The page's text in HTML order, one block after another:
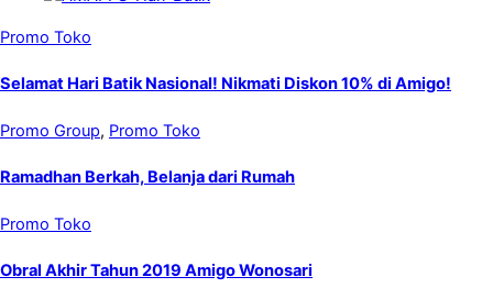
Promo Toko
Selamat Hari Batik Nasional! Nikmati Diskon 10% di Amigo!
Promo Group, Promo Toko
Ramadhan Berkah, Belanja dari Rumah
Promo Toko
Obral Akhir Tahun 2019 Amigo Wonosari